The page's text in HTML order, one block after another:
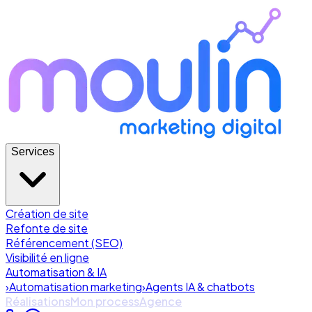
Services
Création de site
Refonte de site
Référencement (SEO)
Visibilité en ligne
Automatisation & IA
›Automatisation marketing›Agents IA & chatbots
RéalisationsMon processAgence